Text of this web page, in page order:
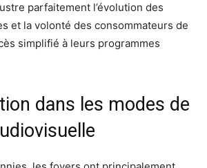
parfaitement l’évolution des
et la volonté des consommateurs de
simplifié à leurs programmes
dans les modes de